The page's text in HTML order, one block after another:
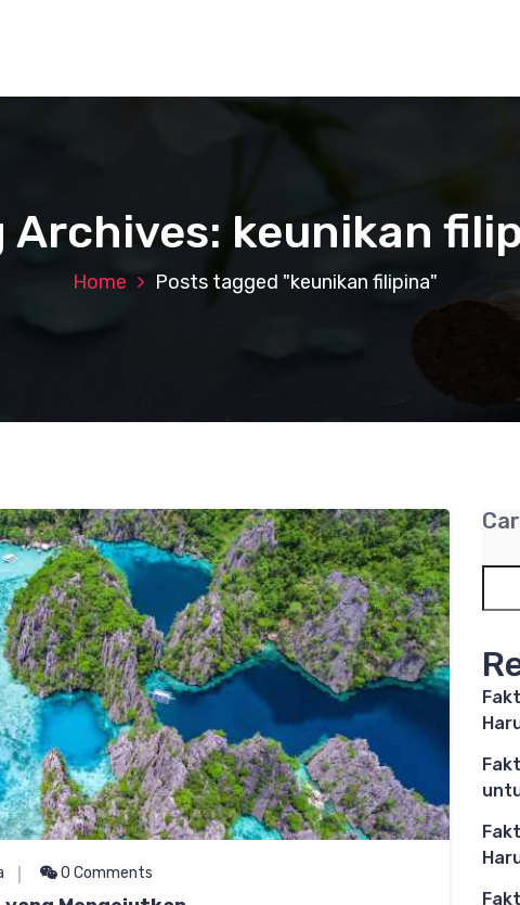
Archives: keunikan
Home Posts tagged "keunikan filipina"
0 Comments